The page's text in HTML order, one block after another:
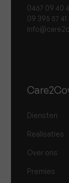
0467 09 40
09 395 57 41
Diensten
Realisaties
Over ons
Premies